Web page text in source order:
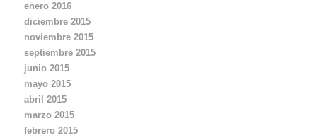
enero 2016
diciembre 2015
noviembre 2015
septiembre 2015
junio 2015
mayo 2015
abril 2015
marzo 2015
febrero 2015